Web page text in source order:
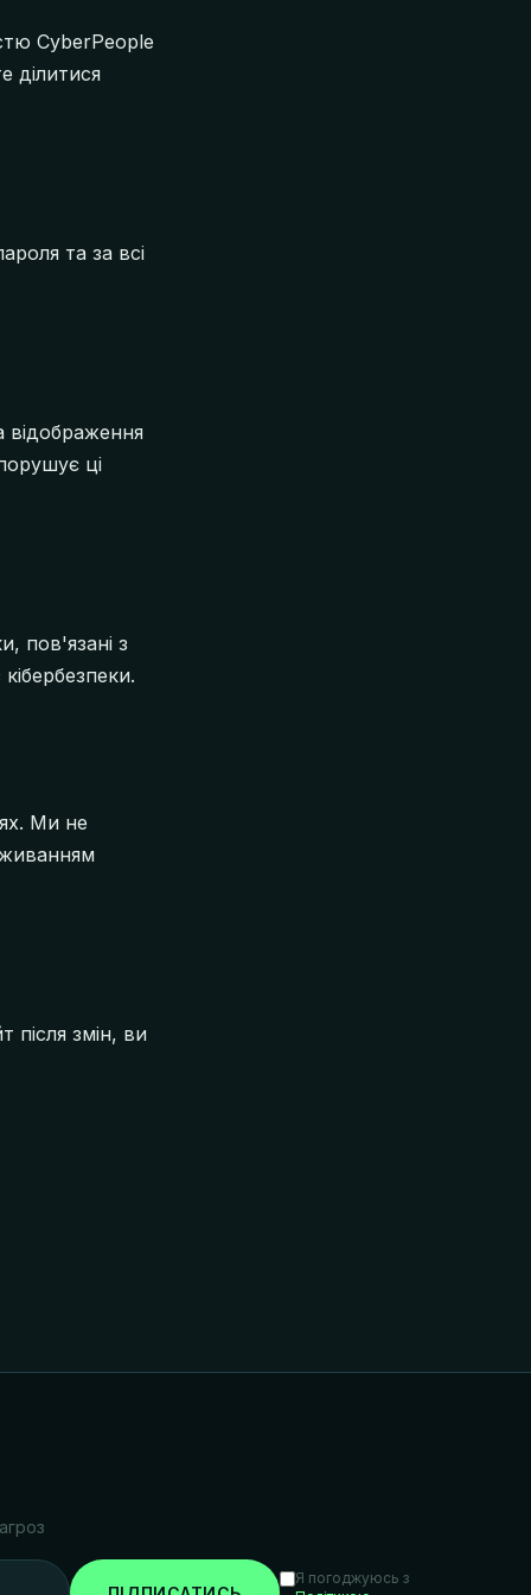
CyberPeople
ділитися
та за всі
відображення
ці
пов'язані з
Ми не
змін, ви
Я погоджуюсь з